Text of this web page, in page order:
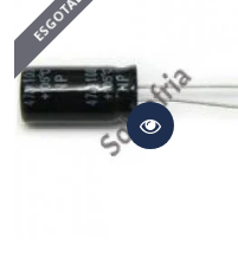
Observação importante:
cada capacitor.